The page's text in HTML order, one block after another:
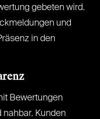
gebeten wird.
und
in den
Bewertungen
Kunden